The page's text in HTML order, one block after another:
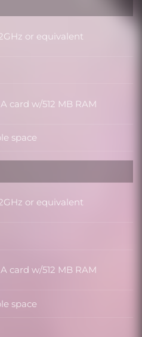
or equivalent
card w/512 MB RAM
space
or equivalent
card w/512 MB RAM
space